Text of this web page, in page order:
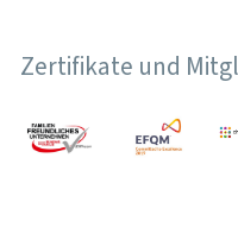
Zertifikate und